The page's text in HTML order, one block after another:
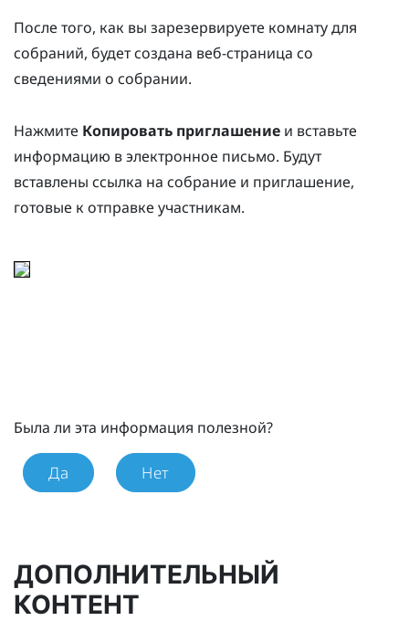
После того, как вы зарезервируете комнату для
собраний, будет создана веб-страница со
сведениями о собрании.
Нажмите Копировать приглашение и вставьте
информацию в электронное письмо. Будут
вставлены ссылка на собрание и приглашение,
готовые к отправке участникам.
Была ли эта информация полезной?
Да Нет
ДОПОЛНИТЕЛЬНЫЙ
КОНТЕНТ